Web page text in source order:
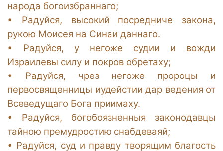
народа богоизбраннаго;
•
Радуйся, высокий посредниче закона,
рукою Моисея на Синаи даннаго.
•
Радуйся, у негоже судии и вожди
Израилевы силу и покров обретаху;
•
Радуйся, чрез негоже пророцы и
первосвященницы иудейстии дар ведения от
Всеведущаго Бога приимаху.
•
Радуйся, богобоязненныя законодавцы
тайною премудростию снабдеваяй;
• Радуйся, суд и правду творящим благость